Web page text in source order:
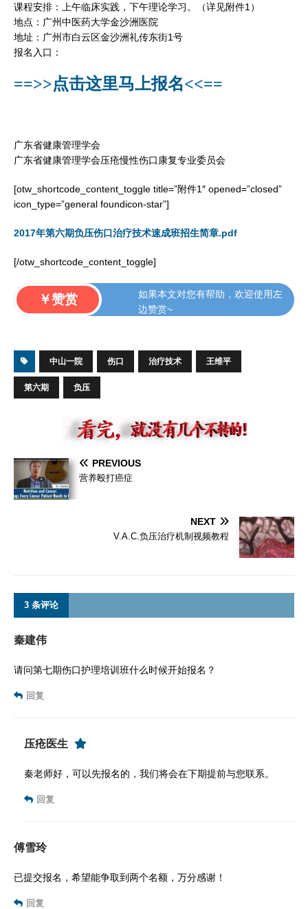
课程安排：上午临床实践，下午理论学习。（详见附件1）
地点：广州中医药大学金沙洲医院
地址：广州市白云区金沙洲礼传东街1号
报名入口：
==>>点击这里马上报名<<==
广东省健康管理学会
广东省健康管理学会压疮慢性伤口康复专业委员会
[otw_shortcode_content_toggle title=”附件1″ opened=”closed”
icon_type=”general foundicon-star”]
2017年第六期负压伤口治疗技术速成班招生简章.pdf
[/otw_shortcode_content_toggle]
如果本文对您有帮助，欢迎使用左
边赞赏~
￥赞赏
中山一院 伤口 治疗技术 王维平
第六期 负压
PREVIOUS
营养殴打癌症
NEXT
V.A.C.负压治疗机制视频教程
3 条评论
秦建伟
请问第七期伤口护理培训班什么时候开始报名？
回复
压疮医生
秦老师好，可以先报名的，我们将会在下期提前与您联系。
回复
傅雪玲
已提交报名，希望能争取到两个名额，万分感谢！
回复